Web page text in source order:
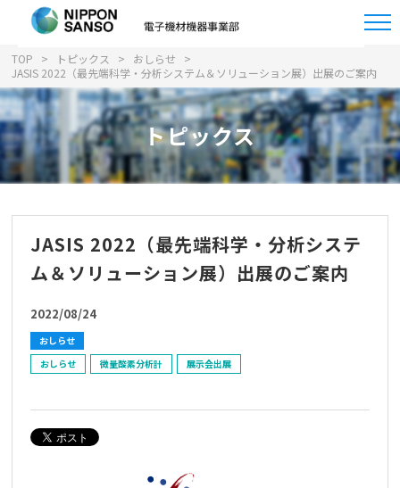
TOP トピックス
おしらせ
JASIS 2022（最先端科学・分析システム＆ソリューション展）出展のご案内
トピックス
JASIS 2022（最先端科学・分析システ
ム＆ソリューション展）出展のご案内
2022/08/24
おしらせ
おしらせ
微量酸素分析計 展示会出展